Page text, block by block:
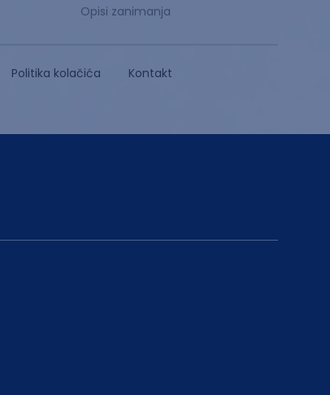
Opisi zanimanja
Politika kolačića Kontakt